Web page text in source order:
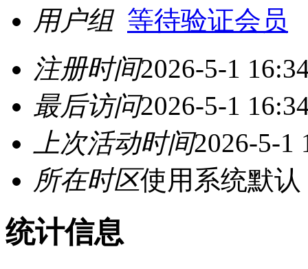
用户组 等待验证会员
注册时间2026-5-1
最后访问2026-5-1
上次活动时间2026-5-1
所在时区使用系统默认
统计信息